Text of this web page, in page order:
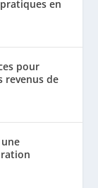
en
pour
revenus de